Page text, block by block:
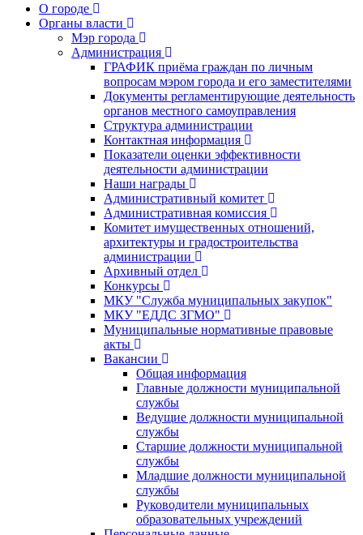
О городе
Органы власти
Мэр города
Администрация
ГРАФИК приёма граждан по личным
вопросам мэром города и его заместителями
Документы регламентирующие деятельность
органов местного самоуправления
Структура администрации
Контактная информация
Показатели оценки эффективности
деятельности администрации
Наши награды
Административный комитет
Административная комиссия
Комитет имущественных отношений,
архитектуры и градостроительства
администрации
Архивный отдел
Конкурсы
МКУ "Служба муниципальных закупок"
МКУ "ЕДДС ЗГМО"
Муниципальные нормативные правовые
акты
Вакансии
Общая информация
Главные должности муниципальной
службы
Ведущие должности муниципальной
службы
Старшие должности муниципальной
службы
Младшие должности муниципальной
службы
Руководители муниципальных
образовательных учреждений